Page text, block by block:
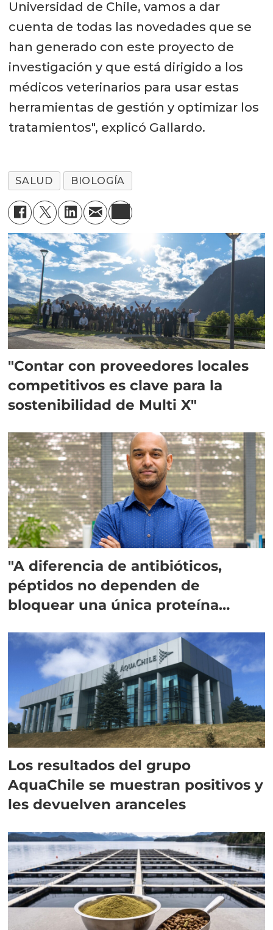
Universidad de Chile, vamos a dar
cuenta de todas las novedades que se
han generado con este proyecto de
investigación y que está dirigido a los
médicos veterinarios para usar estas
herramientas de gestión y optimizar los
tratamientos", explicó Gallardo.
SALUD BIOLOGÍA
"Contar con proveedores locales
competitivos es clave para la
sostenibilidad de Multi X"
"A diferencia de antibióticos,
péptidos no dependen de
bloquear una única proteína
Los resultados del grupo
AquaChile se muestran positivos y
les devuelven aranceles